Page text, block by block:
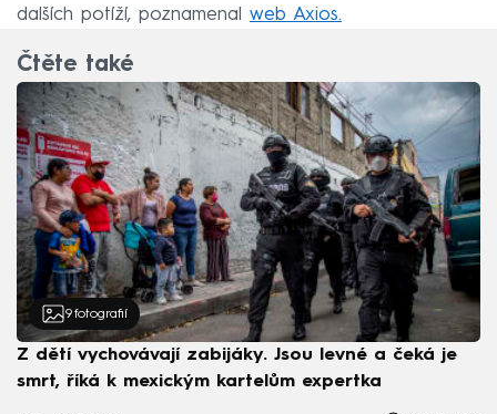
dalších potíží, poznamenal web Axios.
Čtěte také
9 fotografií
Z dětí vychovávají zabijáky. Jsou levné a čeká je
smrt, říká k mexickým kartelům expertka